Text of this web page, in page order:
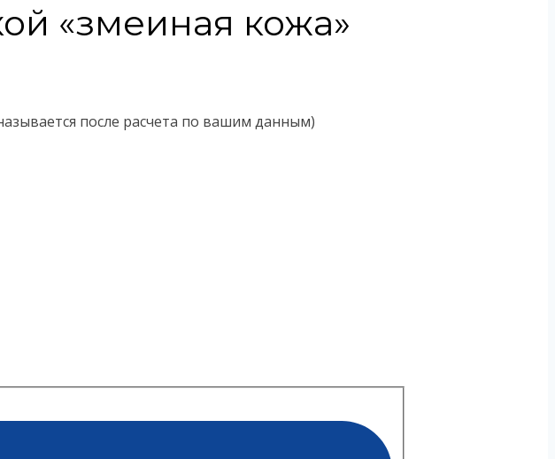
«змеиная кожа»
после расчета по вашим данным)